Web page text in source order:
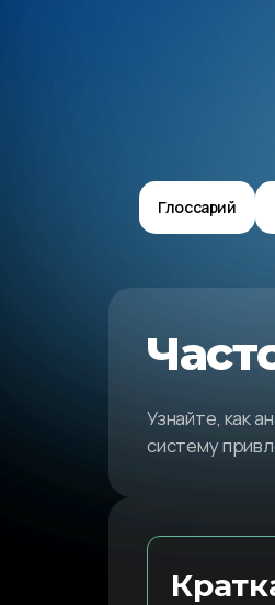
Глоссарий
Узнайте, как
систему